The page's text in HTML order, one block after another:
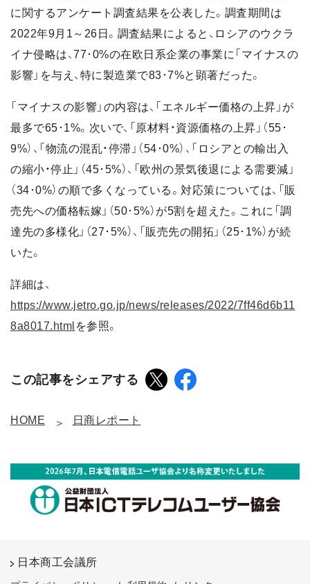
に関するアンケート調査結果を公表した。調査期間は
2022年9月1～26日。調査結果によると、ロシアのウクラ
イナ侵略は、77･0%の在欧日系企業の事業に「マイナスの
影響」を与え、特に製造業で83･7%と顕著だった。
「マイナスの影響」の内容は、「エネルギー価格の上昇」が
最多で65･1%。次いで、「原材料・資源価格の上昇」（55･
9%）、「物流の混乱・停滞」（54･0%）、「ロシアとの輸出入
の縮小・停止」（45･5%）、「欧州の景気後退による需要減」
（34･0%）の順で多くなっている。対応策については、「販
売先への価格転嫁」（50･5%）が5割を超えた。これに「調
達先の多様化」（27･5%）、「販売先の開拓」（25･1%）が続
いた。
詳細は、
https://www.jetro.go.jp/news/releases/2022/7ff46d6b11
8a8017.html を参照。
この記事をシェアする
HOME 日商レポート
日本商工会議所